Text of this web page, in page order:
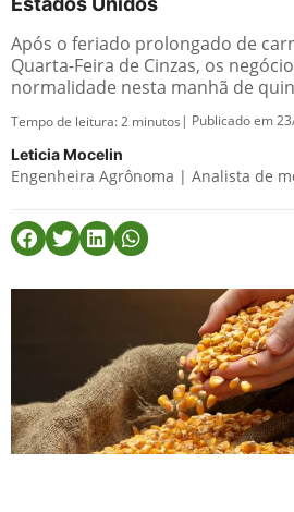
Após o feriado prolongado de
Quarta-Feira de Cinzas, os
normalidade nesta manhã de
Tempo de leitura:2 minutos | Publicado em
Leticia Mocelin
Engenheira Agrônoma | Analista de